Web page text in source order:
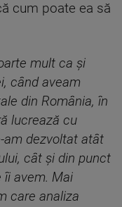
cum poate ea să
mult ca și
când aveam
din România, în
lucrează cu
am dezvoltat atât
cât și din punct
îi avem. Mai
care analiza